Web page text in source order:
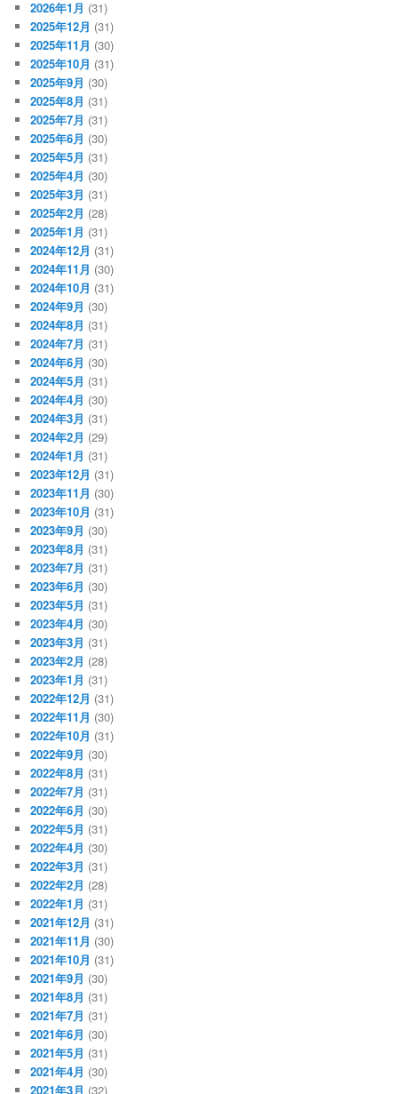
2026年1月 (31)
2025年12月 (31)
2025年11月 (30)
2025年10月 (31)
2025年9月 (30)
2025年8月 (31)
2025年7月 (31)
2025年6月 (30)
2025年5月 (31)
2025年4月 (30)
2025年3月 (31)
2025年2月 (28)
2025年1月 (31)
2024年12月 (31)
2024年11月 (30)
2024年10月 (31)
2024年9月 (30)
2024年8月 (31)
2024年7月 (31)
2024年6月 (30)
2024年5月 (31)
2024年4月 (30)
2024年3月 (31)
2024年2月 (29)
2024年1月 (31)
2023年12月 (31)
2023年11月 (30)
2023年10月 (31)
2023年9月 (30)
2023年8月 (31)
2023年7月 (31)
2023年6月 (30)
2023年5月 (31)
2023年4月 (30)
2023年3月 (31)
2023年2月 (28)
2023年1月 (31)
2022年12月 (31)
2022年11月 (30)
2022年10月 (31)
2022年9月 (30)
2022年8月 (31)
2022年7月 (31)
2022年6月 (30)
2022年5月 (31)
2022年4月 (30)
2022年3月 (31)
2022年2月 (28)
2022年1月 (31)
2021年12月 (31)
2021年11月 (30)
2021年10月 (31)
2021年9月 (30)
2021年8月 (31)
2021年7月 (31)
2021年6月 (30)
2021年5月 (31)
2021年4月 (30)
2021年3月 (32)